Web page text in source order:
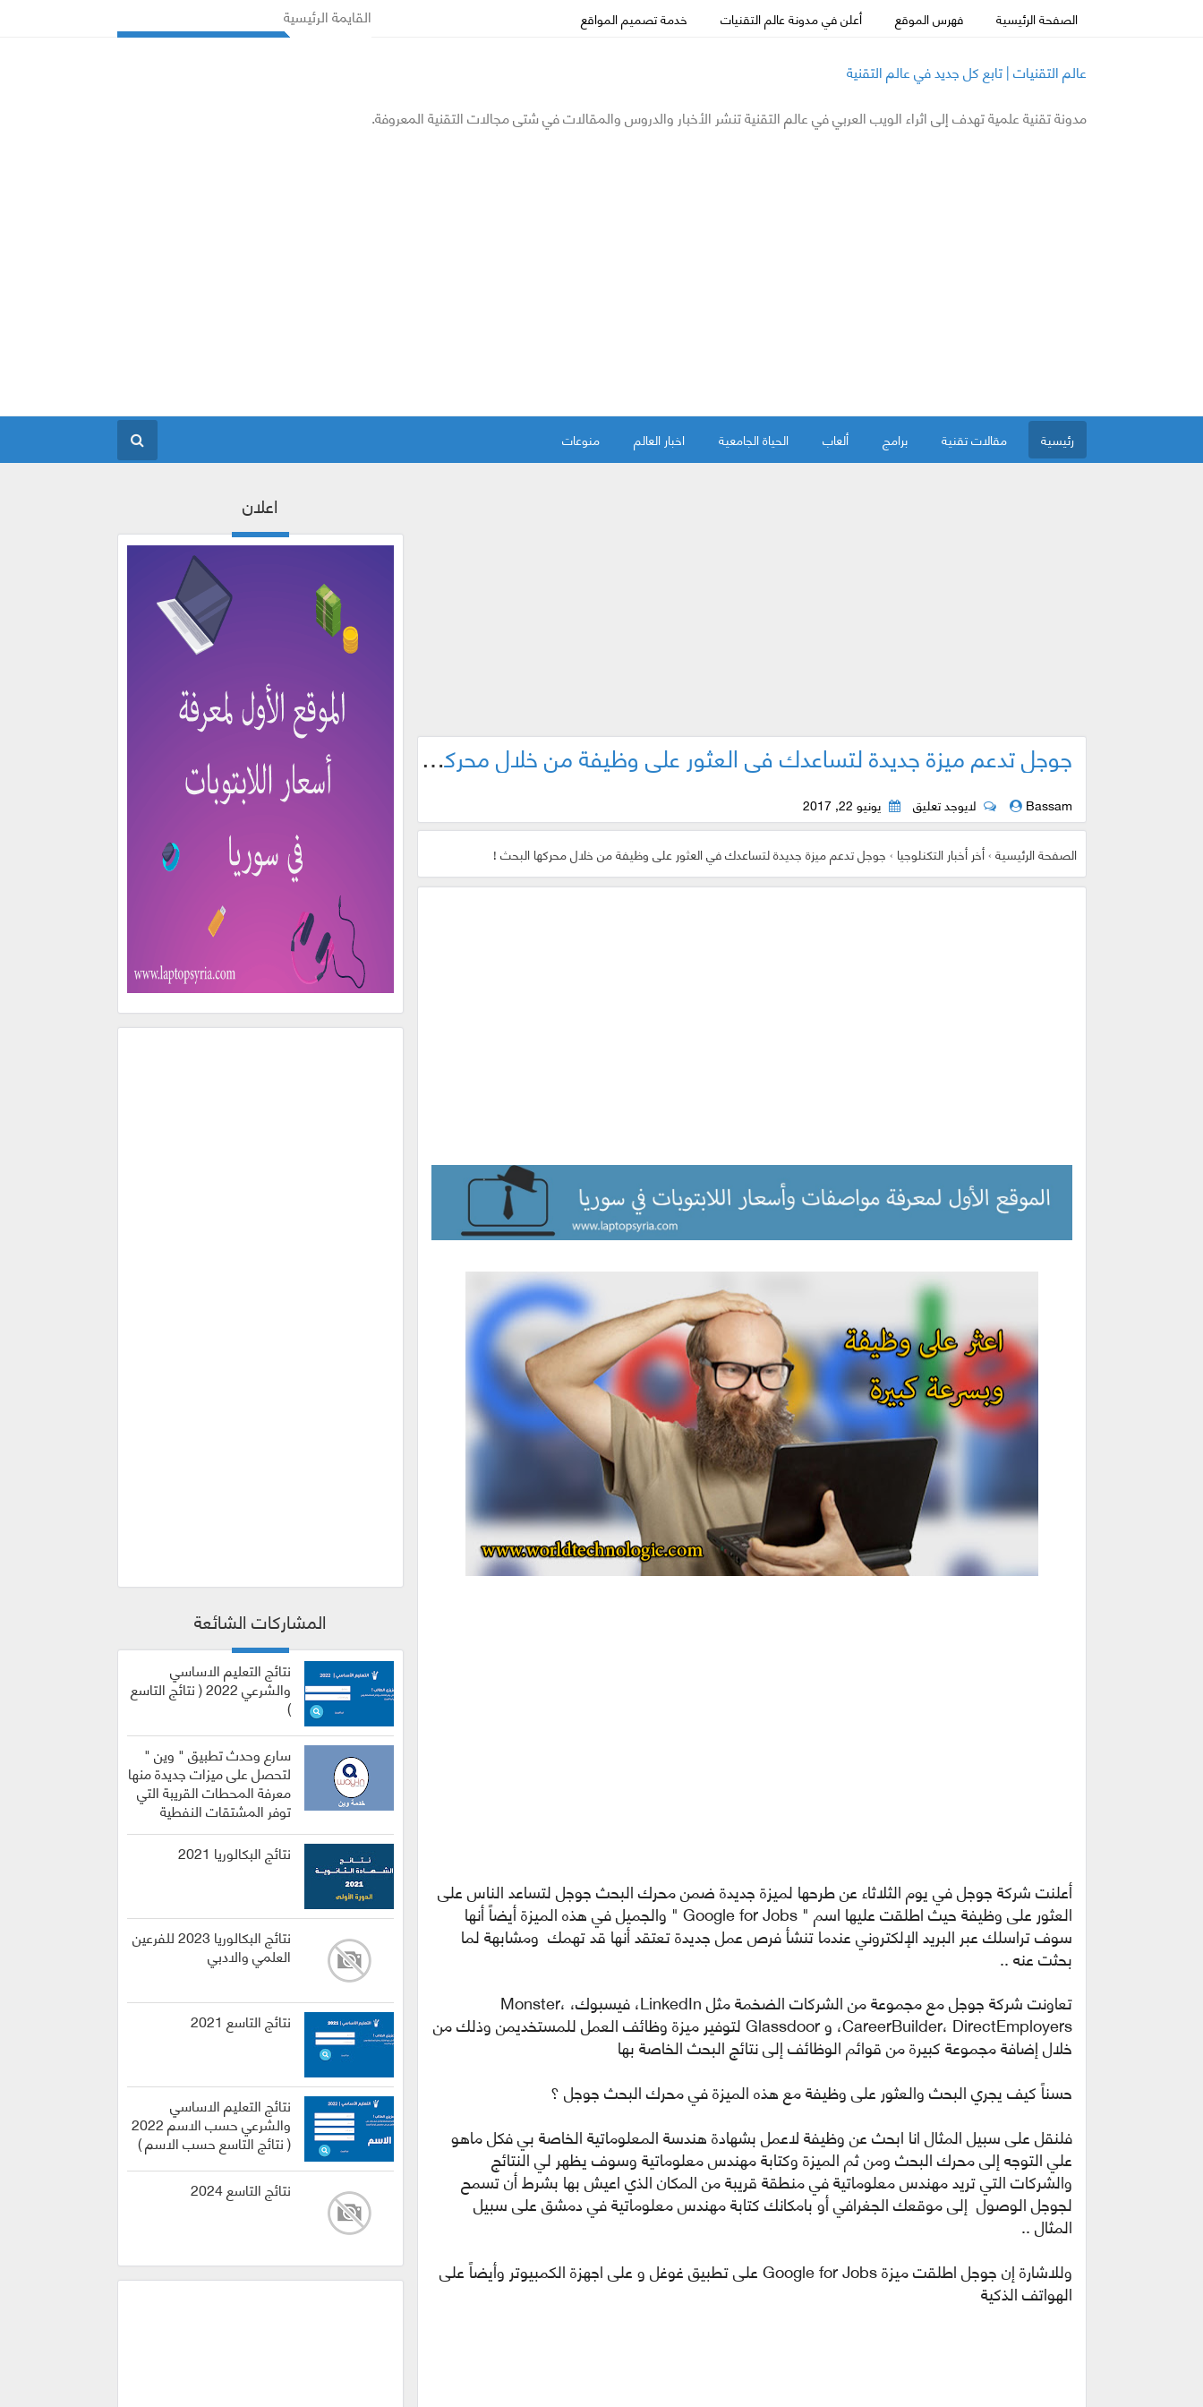
الصفحة الرئيسية فهرس الموقع أعلن في مدونة عالم التقنيات خدمة تصميم المواقع
القايمة الرئيسية
عالم التقنيات | تابع كل جديد في عالم التقنية
مدونة تقنية علمية تهدف إلى اثراء الويب العربي في عالم التقنية تنشر الأخبار والدروس والمقالات في شتى مجالات التقنية المعروفة.
رئيسية مقالات تقنية برامج ألعاب الحياة الجامعية اخبار العالم منوعات
جوجل تدعم ميزة جديدة لتساعدك في العثور على وظيفة من خلال محركها البحث !
Bassam لايوجد تعليق يونيو 22, 2017
الصفحة الرئيسية›أخر أخبار التكنلوجيا›جوجل تدعم ميزة جديدة لتساعدك في العثور على وظيفة من خلال محركها البحث !
أعلنت شركة جوجل في يوم الثلاثاء عن طرحها لميزة جديدة ضمن محرك البحث جوجل لتساعد الناس على
العثور على وظيفة حيث اطلقت عليها اسم " Google for Jobs " والجميل في هذه الميزة أيضاً أنها
سوف تراسلك عبر البريد الإلكتروني عندما تنشأ فرص عمل جديدة تعتقد أنها قد تهمك ومشابهة لما
بحثت عنه ..
تعاونت شركة جوجل مع مجموعة من الشركات الضخمة مثل LinkedIn، فيسبوك، Monster،
CareerBuilder، DirectEmployers، و Glassdoor لتوفير ميزة وظائف العمل للمستخديمن وذلك من
خلال إضافة مجموعة كبيرة من قوائم الوظائف إلى نتائج البحث الخاصة بها
حسناً كيف يجري البحث والعثور على وظيفة مع هذه الميزة في محرك البحث جوجل ؟
فلنقل على سبيل المثال انا ابحث عن وظيفة لاعمل بشهادة هندسة المعلوماتية الخاصة بي فكل ماهو
علي التوجه إلى محرك البحث ومن ثم الميزة وكتابة مهندس معلوماتية وسوف يظهر لي النتائج
والشركات التي تريد مهندس معلوماتية في منطقة قريبة من المكان الذي اعيش بها بشرط أن تسمح
لجوجل الوصول إلى موقعك الجغرافي أو بامكانك كتابة مهندس معلوماتية في دمشق على سبيل
المثال ..
وللاشارة إن جوجل اطلقت ميزة Google for Jobs على تطبيق غوغل و على اجهزة الكمبيوتر وأيضاً على
الهواتف الذكية
اعلان
المشاركات الشائعة
نتائج التعليم الاساسي
والشرعي 2022 ( نتائج التاسع
)
سارع وحدث تطبيق " وين "
لتحصل على ميزات جديدة منها
معرفة المحطات القريبة التي
توفر المشتقات النفطية
نتائج البكالوريا 2021
نتائج البكالوريا 2023 للفرعين
العلمي والادبي
نتائج التاسع 2021
نتائج التعليم الاساسي
والشرعي حسب الاسم 2022
( نتائج التاسع حسب الاسم )
نتائج التاسع 2024